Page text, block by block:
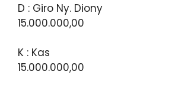
D : Giro Ny. Diony
15.000.000,00
K : Kas
15.000.000,00